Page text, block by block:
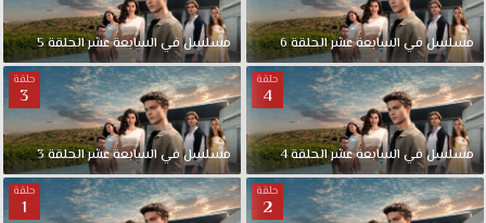
مسلسل في السابعة عشر الحلقة 6 مسلسل في السابعة عشر الحلقة 5
حلقة
4
مسلسل في السابعة عشر الحلقة 4
حلقة
3
مسلسل في السابعة عشر الحلقة 3
حلقة
2
حلقة
1